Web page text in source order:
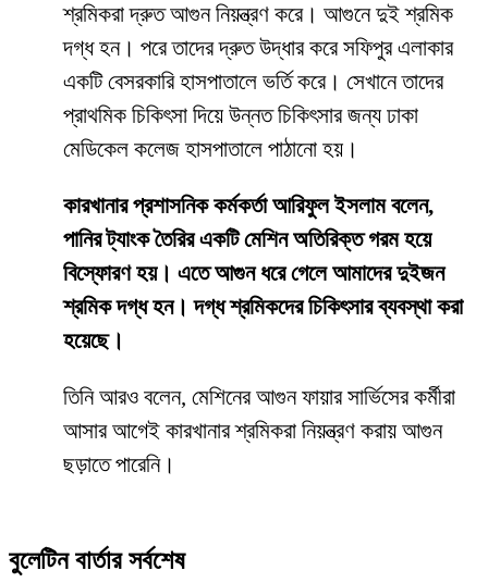
শ্রমিকরা দ্রুত আগুন নিয়ন্ত্রণ করে। আগুনে দুই শ্রমিক
দগ্ধ হন। পরে তাদের দ্রুত উদ্ধার করে সফিপুর এলাকার
একটি বেসরকারি হাসপাতালে ভর্তি করে। সেখানে তাদের
প্রাথমিক চিকিৎসা দিয়ে উন্নত চিকিৎসার জন্য ঢাকা
মেডিকেল কলেজ হাসপাতালে পাঠানো হয়।
কারখানার প্রশাসনিক কর্মকর্তা আরিফুল ইসলাম বলেন,
পানির ট্যাংক তৈরির একটি মেশিন অতিরিক্ত গরম হয়ে
বিস্ফোরণ হয়। এতে আগুন ধরে গেলে আমাদের দুইজন
শ্রমিক দগ্ধ হন। দগ্ধ শ্রমিকদের চিকিৎসার ব্যবস্থা করা
হয়েছে।
তিনি আরও বলেন, মেশিনের আগুন ফায়ার সার্ভিসের কর্মীরা
আসার আগেই কারখানার শ্রমিকরা নিয়ন্ত্রণ করায় আগুন
ছড়াতে পারেনি।
বুলেটিন বার্তার সর্বশেষ